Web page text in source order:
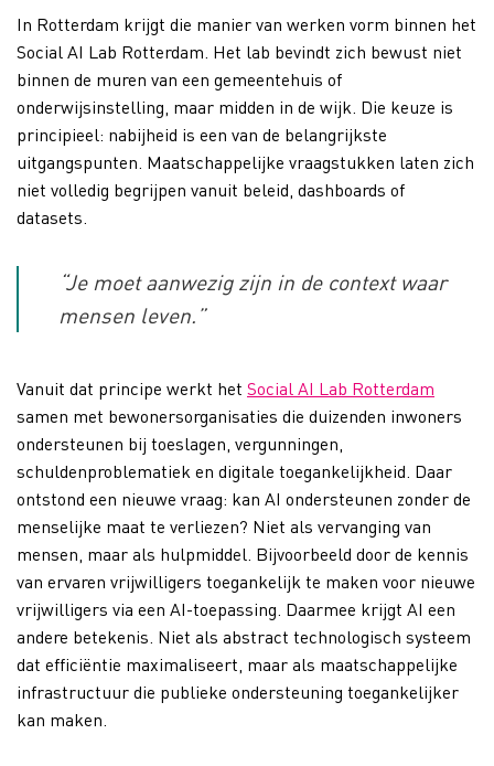
In Rotterdam krijgt die manier van werken vorm binnen het
Social AI Lab Rotterdam. Het lab bevindt zich bewust niet
binnen de muren van een gemeentehuis of
onderwijsinstelling, maar midden in de wijk. Die keuze is
principieel: nabijheid is een van de belangrijkste
uitgangspunten. Maatschappelijke vraagstukken laten zich
niet volledig begrijpen vanuit beleid, dashboards of
datasets.
“Je moet aanwezig zijn in de context waar
mensen leven.”
Vanuit dat principe werkt het Social AI Lab Rotterdam
samen met bewonersorganisaties die duizenden inwoners
ondersteunen bij toeslagen, vergunningen,
schuldenproblematiek en digitale toegankelijkheid. Daar
ontstond een nieuwe vraag: kan AI ondersteunen zonder de
menselijke maat te verliezen? Niet als vervanging van
mensen, maar als hulpmiddel. Bijvoorbeeld door de kennis
van ervaren vrijwilligers toegankelijk te maken voor nieuwe
vrijwilligers via een AI-toepassing. Daarmee krijgt AI een
andere betekenis. Niet als abstract technologisch systeem
dat efficiëntie maximaliseert, maar als maatschappelijke
infrastructuur die publieke ondersteuning toegankelijker
kan maken.